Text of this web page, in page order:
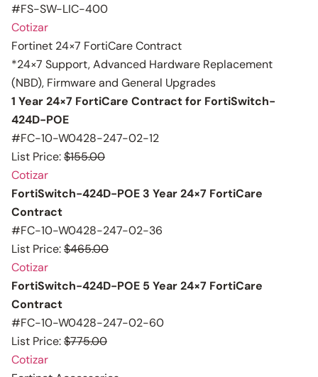
#FS-SW-LIC-400
Cotizar
Fortinet 24×7 FortiCare Contract
*24×7 Support, Advanced Hardware Replacement
(NBD), Firmware and General Upgrades
1 Year 24×7 FortiCare Contract for FortiSwitch-
424D-POE
#FC-10-W0428-247-02-12
List Price:$155.00
Cotizar
FortiSwitch-424D-POE 3 Year 24×7 FortiCare
Contract
#FC-10-W0428-247-02-36
List Price:$465.00
Cotizar
FortiSwitch-424D-POE 5 Year 24×7 FortiCare
Contract
#FC-10-W0428-247-02-60
List Price:$775.00
Cotizar